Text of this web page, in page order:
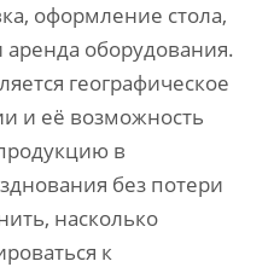
оформление стола,
оборудования.
географическое
и её возможность
в
без потери
насколько
к